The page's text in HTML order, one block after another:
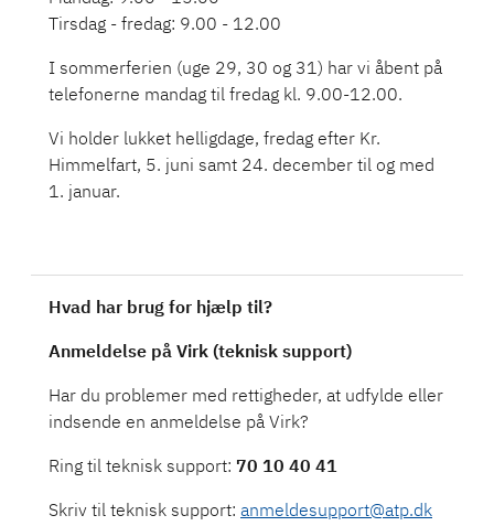
Tirsdag - fredag: 9.00 - 12.00
I sommerferien (uge 29, 30 og 31) har vi åbent på
telefonerne mandag til fredag kl. 9.00-12.00.
Vi holder lukket helligdage, fredag efter Kr.
Himmelfart, 5. juni samt 24. december til og med
1. januar.
Hvad har brug for hjælp til?
Anmeldelse på Virk (teknisk support)
Har du problemer med rettigheder, at udfylde eller
indsende en anmeldelse på Virk?
Ring til teknisk support: 70 10 40 41
Skriv til teknisk support: anmeldesupport@atp.dk